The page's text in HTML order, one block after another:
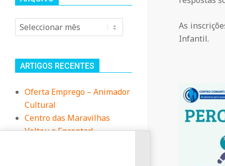
n
i
t
á
r
As
Infantil.
Arquivo
ARTIGOS RECENTES
Oferta Emprego – Animador
Cultural
Centro das Maravilhas
Voltou a Encantar!